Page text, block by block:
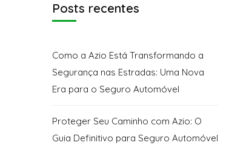
Posts recentes
Como a Azio Está Transformando a
Segurança nas Estradas: Uma Nova
Era para o Seguro Automóvel
Proteger Seu Caminho com Azio: O
Guia Definitivo para Seguro Automóvel